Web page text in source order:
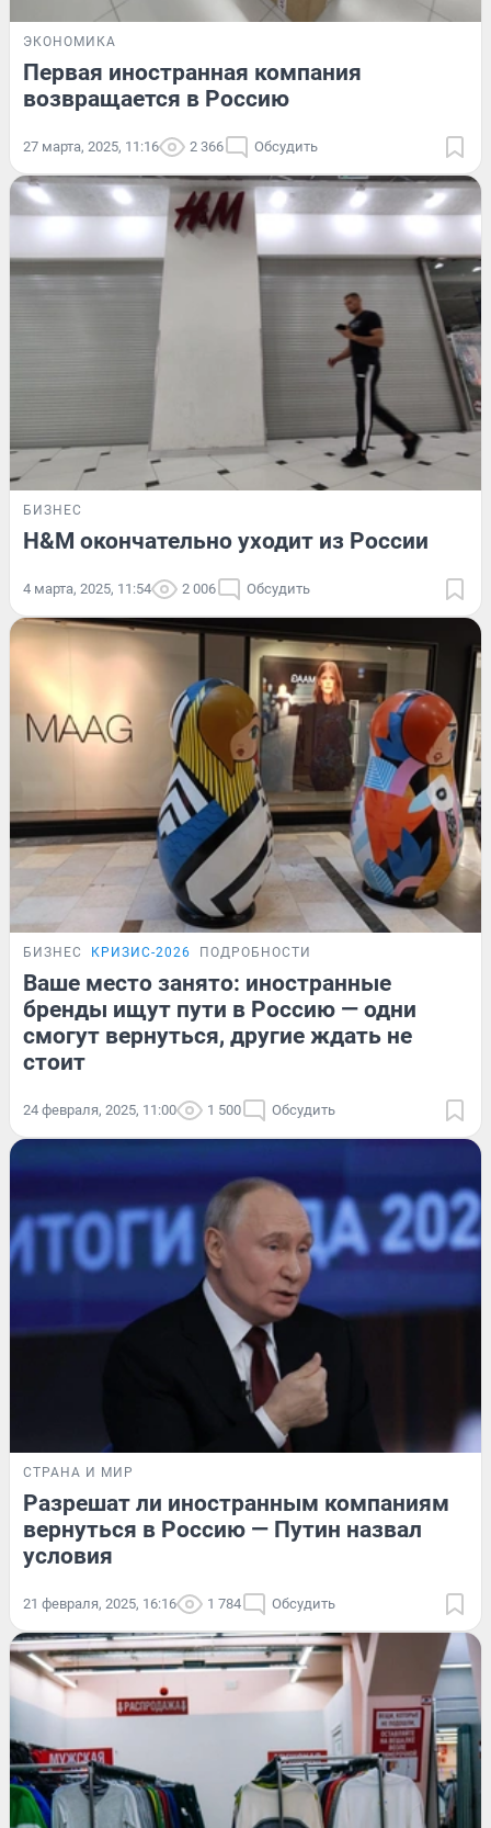
ЭКОНОМИКА
Первая иностранная компания
возвращается в Россию
27 марта, 2025, 11:16 2 366 Обсудить
БИЗНЕС
H&M окончательно уходит из России
4 марта, 2025, 11:54 2 006 Обсудить
БИЗНЕС КРИЗИС-2026 ПОДРОБНОСТИ
Ваше место занято: иностранные
бренды ищут пути в Россию — одни
смогут вернуться, другие ждать не
стоит
24 февраля, 2025, 11:00 1 500 Обсудить
СТРАНА И МИР
Разрешат ли иностранным компаниям
вернуться в Россию — Путин назвал
условия
21 февраля, 2025, 16:16 1 784 Обсудить